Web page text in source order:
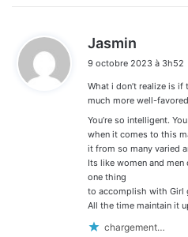
Jasmin
t
:
9 octobre 2023 à 3h52
What i don’t realize is
much more well-
You’re so intelligent.
when it comes to this
it from so many varied
Its like women and men
one thing
to accomplish with Girl
All the time maintain it
chargement…